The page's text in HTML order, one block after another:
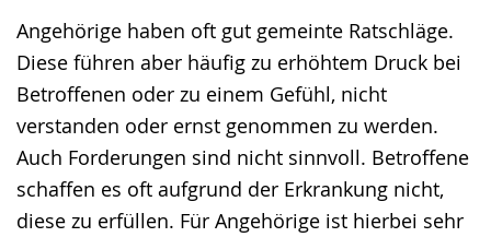
Angehörige haben oft gut gemeinte Ratschläge.
Diese führen aber häufig zu erhöhtem Druck bei
Betroffenen oder zu einem Gefühl, nicht
verstanden oder ernst genommen zu werden.
Auch Forderungen sind nicht sinnvoll. Betroffene
schaffen es oft aufgrund der Erkrankung nicht,
diese zu erfüllen. Für Angehörige ist hierbei sehr